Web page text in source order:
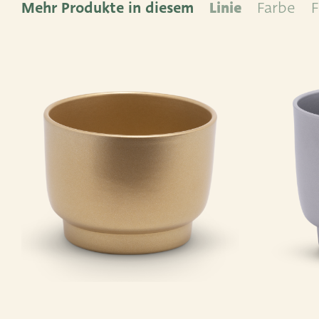
Mehr Produkte in diesem Linie Farbe